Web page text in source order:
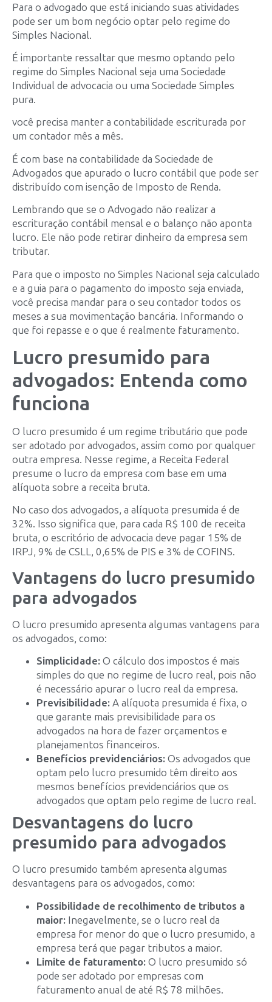
Para o advogado que está iniciando suas atividades
pode ser um bom negócio optar pelo regime do
Simples Nacional.
É importante ressaltar que mesmo optando pelo
regime do Simples Nacional seja uma Sociedade
Individual de advocacia ou uma Sociedade Simples
pura.
você precisa manter a contabilidade escriturada por
um contador mês a mês.
É com base na contabilidade da Sociedade de
Advogados que apurado o lucro contábil que pode ser
distribuído com isenção de Imposto de Renda.
Lembrando que se o Advogado não realizar a
escrituração contábil mensal e o balanço não aponta
lucro. Ele não pode retirar dinheiro da empresa sem
tributar.
Para que o imposto no Simples Nacional seja calculado
e a guia para o pagamento do imposto seja enviada,
você precisa mandar para o seu contador todos os
meses a sua movimentação bancária. Informando o
que foi repasse e o que é realmente faturamento.
Lucro presumido para
advogados: Entenda como
funciona
O lucro presumido é um regime tributário que pode
ser adotado por advogados, assim como por qualquer
outra empresa. Nesse regime, a Receita Federal
presume o lucro da empresa com base em uma
alíquota sobre a receita bruta.
No caso dos advogados, a alíquota presumida é de
32%. Isso significa que, para cada R$ 100 de receita
bruta, o escritório de advocacia deve pagar 15% de
IRPJ, 9% de CSLL, 0,65% de PIS e 3% de COFINS.
Vantagens do lucro presumido
para advogados
O lucro presumido apresenta algumas vantagens para
os advogados, como:
Simplicidade: O cálculo dos impostos é mais
simples do que no regime de lucro real, pois não
é necessário apurar o lucro real da empresa.
Previsibilidade: A alíquota presumida é fixa, o
que garante mais previsibilidade para os
advogados na hora de fazer orçamentos e
planejamentos financeiros.
Benefícios previdenciários: Os advogados que
optam pelo lucro presumido têm direito aos
mesmos benefícios previdenciários que os
advogados que optam pelo regime de lucro real.
Desvantagens do lucro
presumido para advogados
O lucro presumido também apresenta algumas
desvantagens para os advogados, como:
Possibilidade de recolhimento de tributos a
maior: Inegavelmente, se o lucro real da
empresa for menor do que o lucro presumido, a
empresa terá que pagar tributos a maior.
Limite de faturamento: O lucro presumido só
pode ser adotado por empresas com
faturamento anual de até R$ 78 milhões.